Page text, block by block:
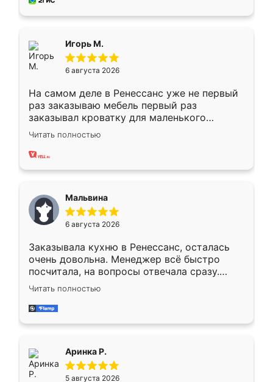
Игорь М.
6 августа 2026
На самом деле в Ренессанс уже не первый
раз заказываю мебель первый раз
заказывал кроватку для маленького
ребёнка при его рождении ,во второй раз
заказал шкаф-купе. По качеству очень
хорошее сборка достаточно быстрая,
меньше, здесь же он более разнообразный.
Мне нравится ,если что-то потребуется из
мебели буду заказывать только здесь.
Читать полностью
Мальвина
6 августа 2026
Заказывала кухню в Ренессанс, осталась
очень довольна. Менеджер всё быстро
посчитала, на вопросы отвечала сразу.
Замерщик приехал в субботу, подошёл к
делу со всей ответственностью. Собрали
за день, ребята работали аккуратно, даже
Читать полностью
Аринка Р.
5 августа 2026